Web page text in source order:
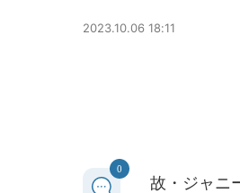
2023.10.06 18:11
0
故・ジャニ